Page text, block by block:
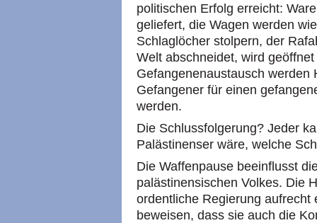
politischen Erfolg erreicht:
geliefert, die Wagen werden
Schlaglöcher stolpern, der
Welt abschneidet, wird
Gefangenenaustausch werden
Gefangener für einen
werden.
Die Schlussfolgerung? Jeder
Palästinenser wäre, welche
Die Waffenpause beeinflusst
palästinensischen Volkes. Die
ordentliche Regierung aufrecht
beweisen, dass sie auch die